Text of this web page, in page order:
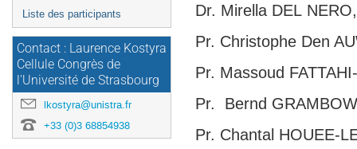
Liste des participants
Contact : Laurence Kostyra
Cellule Congrès de
l'Université de Strasbourg
lkostyra@unistra.fr
+33 (0)3 68854938
Dr. Mirella DEL
Pr. Christophe Den
Pr. Massoud
Pr. Bernd
Pr. Chantal HOUEE-